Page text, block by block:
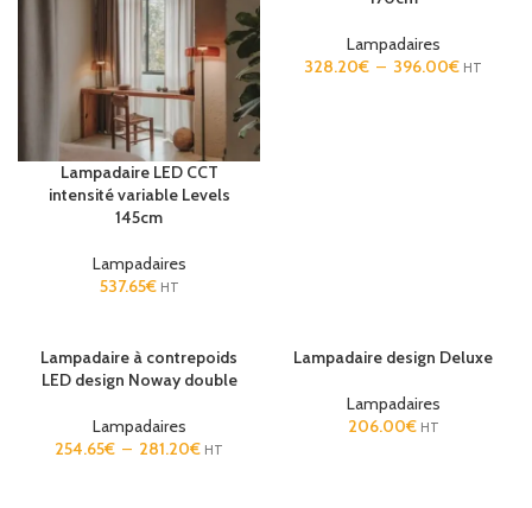
Lampadaire LED CCT
intensité variable Levels
145cm
Lampadaires
537.65€ HT
Lampadaires
328.20€ – 396.00€ HT
Lampadaire à contrepoids
LED design Noway double
Lampadaires
254.65€ – 281.20€ HT
Lampadaire design Deluxe
Lampadaires
206.00€ HT